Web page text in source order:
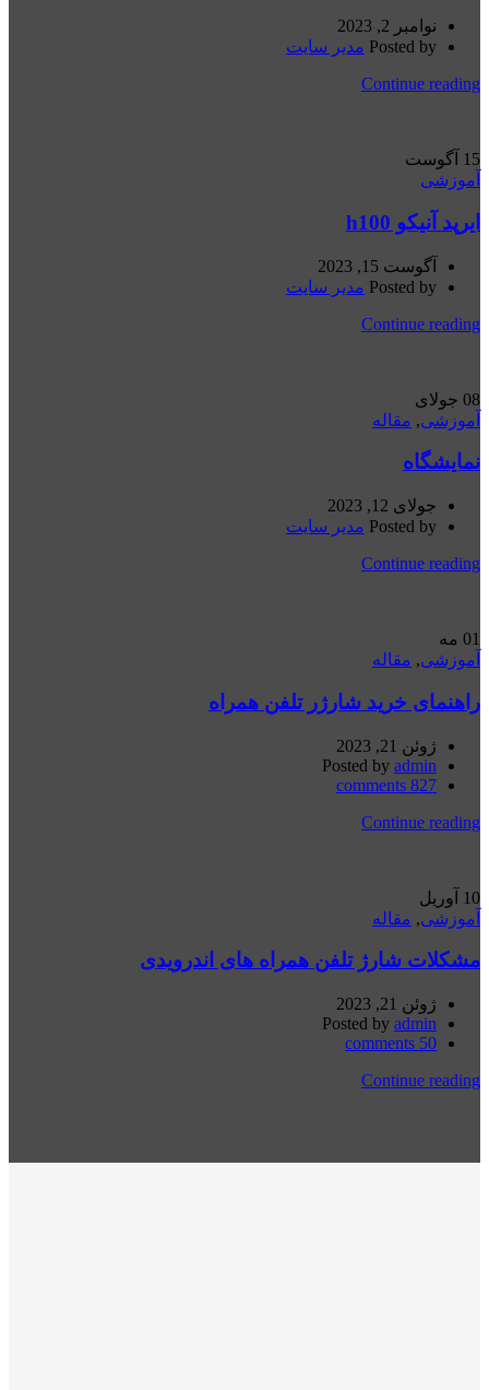
نوامبر 2, 2023
Posted by مدیر سایت
Continue reading
15 آگوست
آموزشی
ایرپد آنیکو h100
آگوست 15, 2023
Posted by مدیر سایت
Continue reading
08 جولای
آموزشی, مقاله
نمایشگاه
جولای 12, 2023
Posted by مدیر سایت
Continue reading
01 مه
آموزشی, مقاله
راهنمای خرید شارژر تلفن همراه
ژوئن 21, 2023
Posted by admin
827
comments
Continue reading
10
آوریل
آموزشی, مقاله
مشکلات شارژ تلفن همراه های اندرویدی
ژوئن 21, 2023
Posted by admin
50
comments
Continue reading